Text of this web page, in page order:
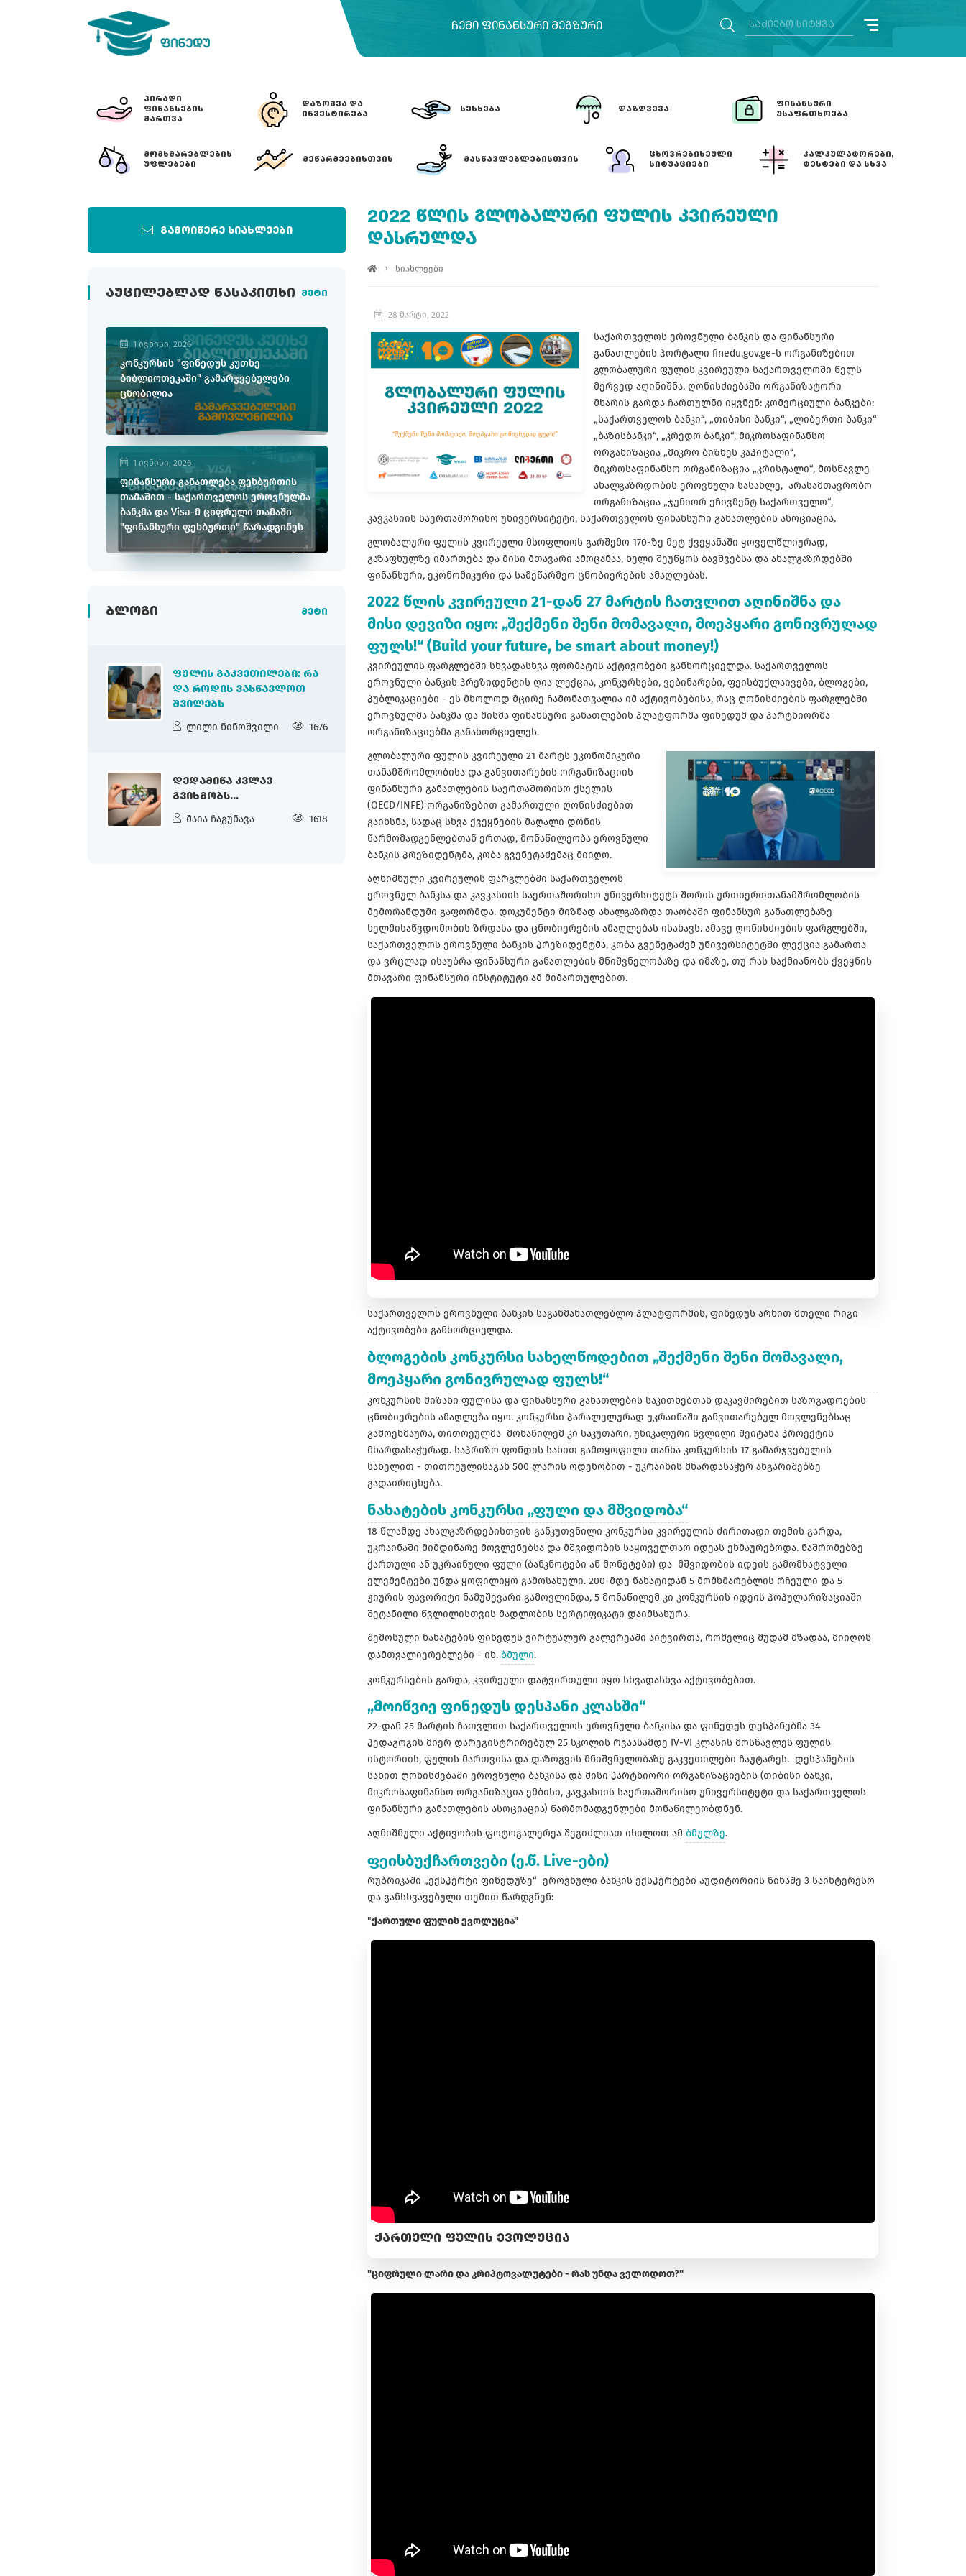
ᲩᲔᲛᲘ ᲤᲘᲜᲐᲜᲡᲣᲠᲘ ᲛᲔᲒᲖᲣᲠᲘ
ᲞᲘᲠᲐᲓᲘ
ᲤᲘᲜᲐᲜᲡᲔᲑᲘᲡ
ᲛᲐᲠᲗᲕᲐ
ᲓᲐᲖᲝᲒᲕᲐ ᲓᲐ
ᲘᲜᲕᲔᲡᲢᲘᲠᲔᲑᲐ
ᲡᲔᲡᲮᲔᲑᲐ ᲓᲐᲖᲦᲕᲔᲕᲐ
ᲤᲘᲜᲐᲜᲡᲣᲠᲘ
ᲣᲡᲐᲤᲠᲗᲮᲝᲔᲑᲐ
ᲛᲝᲛᲮᲛᲐᲠᲔᲑᲚᲔᲑᲘᲡ
ᲣᲤᲚᲔᲑᲔᲑᲘ
ᲛᲔᲬᲐᲠᲛᲔᲔᲑᲘᲡᲗᲕᲘᲡ ᲛᲐᲡᲬᲐᲕᲚᲔᲑᲚᲔᲑᲘᲡᲗᲕᲘᲡ
ᲪᲮᲝᲕᲠᲔᲑᲘᲡᲔᲣᲚᲘ
ᲡᲘᲢᲣᲐᲪᲘᲔᲑᲘ
ᲙᲐᲚᲙᲣᲚᲐᲢᲝᲠᲔᲑᲘ,
ᲢᲔᲡᲢᲔᲑᲘ ᲓᲐ ᲡᲮᲕᲐ
გამოიწერე სიახლეები
ᲐᲣᲪᲘᲚᲔᲑᲚᲐᲓ ᲬᲐᲡᲐᲙᲘᲗᲮᲘ მეტი
1 ივნისი, 2026
კონკურსის "ფინედუს კუთხე
ბიბლიოთეკაში" გამარჯვებულები
ცნობილია
1 ივნისი, 2026
ფინანსური განათლება ფეხბურთის
თამაშით - საქართველოს ეროვნულმა
ბანკმა და Visa-მ ციფრული თამაში
"ფინანსური ფეხბურთი" წარადგინეს
ᲑᲚᲝᲒᲘ მეტი
ᲤᲣᲚᲘᲡ ᲒᲐᲙᲕᲔᲗᲘᲚᲔᲑᲘ: ᲠᲐ
ᲓᲐ ᲠᲝᲓᲘᲡ ᲕᲐᲡᲬᲐᲕᲚᲝᲗ
ᲨᲕᲘᲚᲔᲑᲡ
ლილი ნინოშვილი 1676
ᲓᲔᲓᲐᲛᲘᲬᲐ ᲙᲕᲚᲐᲕ
ᲒᲕᲘᲮᲛᲝᲑᲡ...
მაია ჩაგუნავა 1618
2022 ᲬᲚᲘᲡ ᲒᲚᲝᲑᲐᲚᲣᲠᲘ ᲤᲣᲚᲘᲡ ᲙᲕᲘᲠᲔᲣᲚᲘ
ᲓᲐᲡᲠᲣᲚᲓᲐ
სიახლეები
28 მარტი, 2022
საქართველოს ეროვნული ბანკის და ფინანსური
განათლების პორტალი finedu.gov.ge-ს ორგანიზებით
გლობალური ფულის კვირეული საქართველოში წელს
მერვედ აღინიშნა. ღონისძიებაში ორგანიზატორი
მხარის გარდა ჩართულნი იყვნენ: კომერციული ბანკები:
„საქართველოს ბანკი“, „თიბისი ბანკი“, „ლიბერთი ბანკი“
„ბაზისბანკი“, „კრედო ბანკი“, მიკროსაფინანსო
ორგანიზაცია „მიკრო ბიზნეს კაპიტალი“,
მიკროსაფინანსო ორგანიზაცია „კრისტალი“, მოსწავლე
ახალგაზრდობის ეროვნული სასახლე, არასამთავრობო
ორგანიზაცია „ჯუნიორ ეჩივმენტ საქართველო“,
კავკასიის საერთაშორისო უნივერსიტეტი, საქართველოს ფინანსური განათლების ასოციაცია.
გლობალური ფულის კვირეული მსოფლიოს გარშემო 170-ზე მეტ ქვეყანაში ყოველწლიურად,
გაზაფხულზე იმართება და მისი მთავარი ამოცანაა, ხელი შეუწყოს ბავშვებსა და ახალგაზრდებში
ფინანსური, ეკონომიკური და სამეწარმეო ცნობიერების ამაღლებას.
2022 წლის კვირეული 21-დან 27 მარტის ჩათვლით აღინიშნა და
მისი დევიზი იყო: „შექმენი შენი მომავალი, მოეპყარი გონივრულად
ფულს!“ (Build your future, be smart about money!)
კვირეულის ფარგლებში სხვადასხვა ფორმატის აქტივობები განხორციელდა. საქართველოს
ეროვნული ბანკის პრეზიდენტის ღია ლექცია, კონკურსები, ვებინარები, ფეისბუქლაივები, ბლოგები,
პუბლიკაციები - ეს მხოლოდ მცირე ჩამონათვალია იმ აქტივობებისა, რაც ღონისძიების ფარგლებში
ეროვნულმა ბანკმა და მისმა ფინანსური განათლების პლატფორმა ფინედუმ და პარტნიორმა
ორგანიზაციებმა განახორციელეს.
გლობალური ფულის კვირეული 21 მარტს ეკონომიკური
თანამშრომლობისა და განვითარების ორგანიზაციის
ფინანსური განათლების საერთაშორისო ქსელის
(OECD/INFE) ორგანიზებით გამართული ღონისძიებით
გაიხსნა, სადაც სხვა ქვეყნების მაღალი დონის
წარმომადგენლებთან ერთად, მონაწილეობა ეროვნული
ბანკის პრეზიდენტმა, კობა გვენეტაძემაც მიიღო.
აღნიშნული კვირეულის ფარგლებში საქართველოს
ეროვნულ ბანკსა და კავკასიის საერთაშორისო უნივერსიტეტს შორის ურთიერთთანამშრომლობის
მემორანდუმი გაფორმდა. დოკუმენტი მიზნად ახალგაზრდა თაობაში ფინანსურ განათლებაზე
ხელმისაწვდომობის ზრდასა და ცნობიერების ამაღლებას ისახავს. ამავე ღონისძიების ფარგლებში,
საქართველოს ეროვნული ბანკის პრეზიდენტმა, კობა გვენეტაძემ უნივერსიტეტში ლექცია გამართა
და ვრცლად ისაუბრა ფინანსური განათლების მნიშვნელობაზე და იმაზე, თუ რას საქმიანობს ქვეყნის
მთავარი ფინანსური ინსტიტუტი ამ მიმართულებით.
საქართველოს ეროვნული ბანკის საგანმანათლებლო პლატფორმის, ფინედუს არხით მთელი რიგი
აქტივობები განხორციელდა.
ბლოგების კონკურსი სახელწოდებით „შექმენი შენი მომავალი,
მოეპყარი გონივრულად ფულს!“
კონკურსის მიზანი ფულისა და ფინანსური განათლების საკითხებთან დაკავშირებით საზოგადოების
ცნობიერების ამაღლება იყო. კონკურსი პარალელურად უკრაინაში განვითარებულ მოვლენებსაც
გამოეხმაურა, თითოეულმა მონაწილემ კი საკუთარი, უნიკალური წვლილი შეიტანა პროექტის
მხარდასაჭერად. საპრიზო ფონდის სახით გამოყოფილი თანხა კონკურსის 17 გამარჯვებულის
სახელით - თითოეულისაგან 500 ლარის ოდენობით - უკრაინის მხარდასაჭერ ანგარიშებზე
გადაირიცხება.
ნახატების კონკურსი „ფული და მშვიდობა“
18 წლამდე ახალგაზრდებისთვის განკუთვნილი კონკურსი კვირეულის ძირითადი თემის გარდა,
უკრაინაში მიმდინარე მოვლენებსა და მშვიდობის საყოველთაო იდეას ეხმაურებოდა. ნაშრომებზე
ქართული ან უკრაინული ფული (ბანკნოტები ან მონეტები) და მშვიდობის იდეის გამომხატველი
ელემენტები უნდა ყოფილიყო გამოსახული. 200-მდე ნახატიდან 5 მომხმარებლის რჩეული და 5
ჟიურის ფავორიტი ნამუშევარი გამოვლინდა, 5 მონაწილემ კი კონკურსის იდეის პოპულარიზაციაში
შეტანილი წვლილისთვის მადლობის სერტიფიკატი დაიმსახურა.
შემოსული ნახატების ფინედუს ვირტუალურ გალერეაში აიტვირთა, რომელიც მუდამ მზადაა, მიიღოს
დამთვალიერებლები - იხ. ბმული.
კონკურსების გარდა, კვირეული დატვირთული იყო სხვადასხვა აქტივობებით.
„მოიწვიე ფინედუს დესპანი კლასში“
22-დან 25 მარტის ჩათვლით საქართველოს ეროვნული ბანკისა და ფინედუს დესპანებმა 34
პედაგოგის მიერ დარეგისტრირებულ 25 სკოლის რვაასამდე IV-VI კლასის მოსწავლეს ფულის
ისტორიის, ფულის მართვისა და დაზოგვის მნიშვნელობაზე გაკვეთილები ჩაუტარეს. დესპანების
სახით ღონისძებაში ეროვნული ბანკისა და მისი პარტნიორი ორგანიზაციების (თიბისი ბანკი,
მიკროსაფინანსო ორგანიზაცია ემბისი, კავკასიის საერთაშორისო უნივერსიტეტი და საქართველოს
ფინანსური განათლების ასოციაცია) წარმომადგენლები მონაწილეობდნენ.
აღნიშნული აქტივობის ფოტოგალერეა შეგიძლიათ იხილოთ ამ ბმულზე.
ფეისბუქჩართვები (ე.წ. Live-ები)
რუბრიკაში „ექსპერტი ფინედუზე“ ეროვნული ბანკის ექსპერტები აუდიტორიის წინაშე 3 საინტერესო
და განსხვავებული თემით წარდგნენ:
"ქართული ფულის ევოლუცია"
ᲥᲐᲠᲗᲣᲚᲘ ᲤᲣᲚᲘᲡ ᲔᲕᲝᲚᲣᲪᲘᲐ
"ციფრული ლარი და კრიპტოვალუტები - რას უნდა ველოდოთ?"